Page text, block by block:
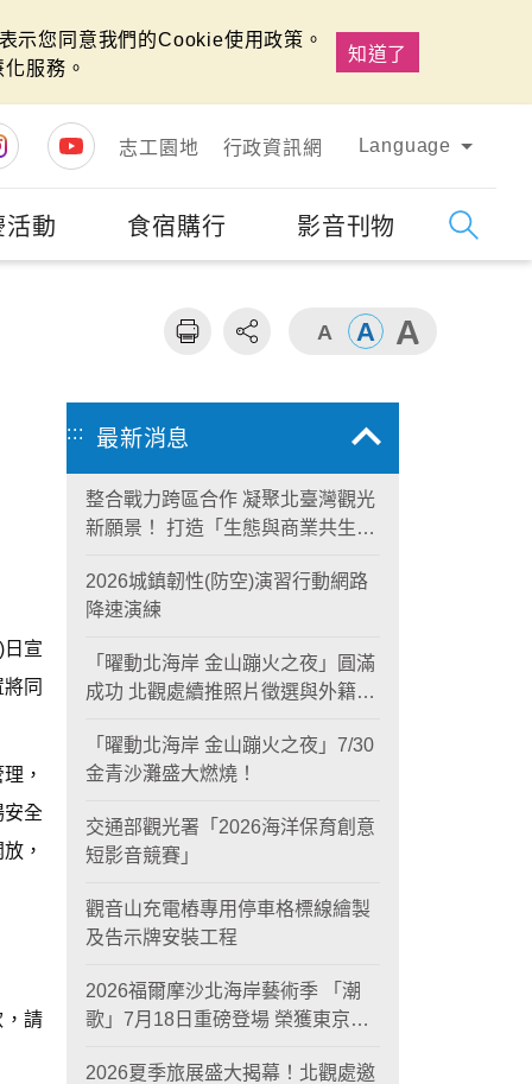
示您同意我們的Cookie使用政策。
服務。
知道了
志工園地 行政資訊網 Language
活動 食宿購行 影音刊物
宣
同
，
全
，
，請
::: 最新消息
整合戰力跨區合作 凝聚北臺灣觀光
新願景！ 打造「生態與商業共生」
2026城鎮韌性(防空)演習行動網路
降速演練
「曜動北海岸 金山蹦火之夜」圓滿
成功 北觀處續推照片徵選與外籍青
「曜動北海岸 金山蹦火之夜」7/30
金青沙灘盛大燃燒！
交通部觀光署「2026海洋保育創意
短影音競賽」
觀音山充電樁專用停車格標線繪製
及告示牌安裝工程
2026福爾摩沙北海岸藝術季 「潮
歌」7月18日重磅登場 榮獲東京設
2026夏季旅展盛大揭幕！北觀處邀